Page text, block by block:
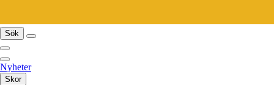
Sök
Nyheter
Skor